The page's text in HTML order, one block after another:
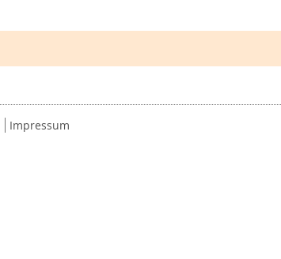
Impressum